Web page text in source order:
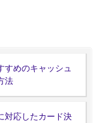
すめのキャッシュ
法
対応したカード決